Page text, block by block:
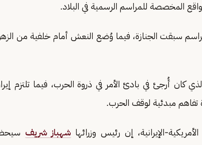
المخصصة للمراسم الرسمية في البلاد.
سبقت الجنازة، فيما وُضع النعش أمام خلفية من
كان أُرجئ في بادئ الأمر في ذروة الحرب، فيما تلتزم
تفاهم مبدئية لوقف الحرب.
الإيرانية، إن رئيس وزرائها شهباز شريف